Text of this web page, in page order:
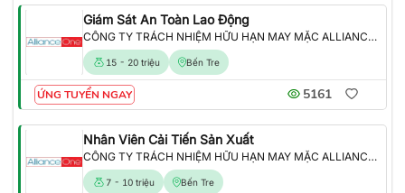
Giám Sát An Toàn Lao Động
CÔNG TY TRÁCH NHIỆM HỮU HẠN MAY MẶC ALLIANCE ONE
15 - 20 triệu Bến Tre
ỨNG TUYỂN NGAY 5161
Nhân Viên Cải Tiến Sản Xuất
CÔNG TY TRÁCH NHIỆM HỮU HẠN MAY MẶC ALLIANCE ONE
7 - 10 triệu Bến Tre